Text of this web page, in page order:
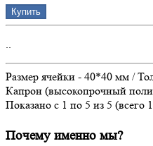
Купить
..
Размер ячейки - 40*40 мм /
Капрон (высокопрочный
Показано с 1 по 5 из 5 (всего
Почему именно мы?